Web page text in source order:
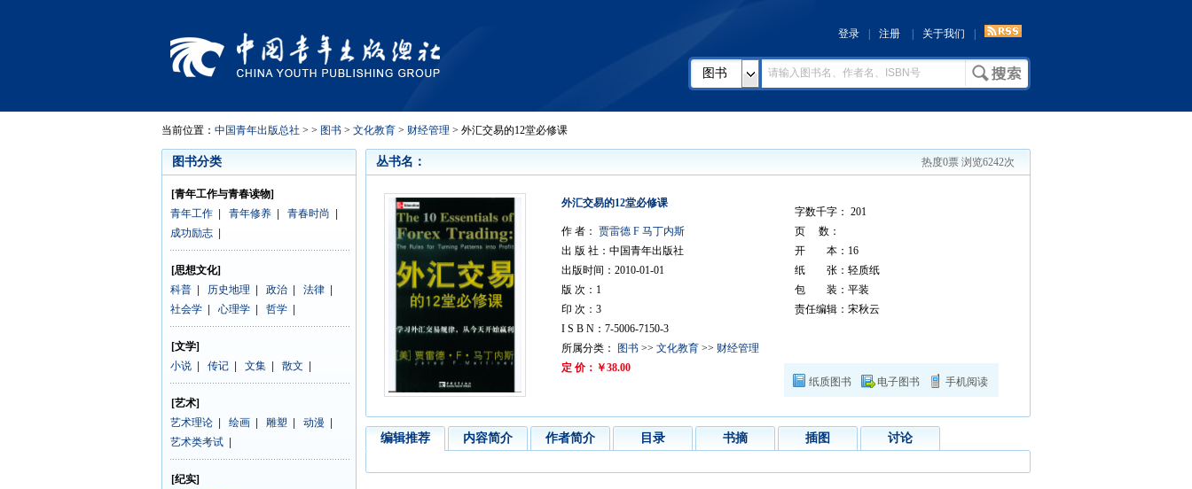
登录 注册 关于我们
图书
当前位置： 中国青年出版总社 > > 图书 > 文化教育 > 财经管理 > 外汇交易的12堂必修课
图书分类
[青年工作与青春读物]
青年工作
青年修养 青春时尚
成功励志
[思想文化]
科普
历史地理 政治 法律
社会学
心理学 哲学
[文学]
小说
传记 文集 散文
[艺术]
艺术理论
绘画 雕塑 动漫
艺术类考试
[纪实]
热度0票 浏览6242次
丛书名：
纸质图书 电子图书 手机阅读
外汇交易的12堂必修课
作 者： 贾雷德 F 马丁内斯
出 版 社：中国青年出版社
出版时间：2010-01-01
版 次：1
印 次：3
I S B N：7-5006-7150-3
所属分类：
图书 >> 文化教育 >> 财经管理
定 价：￥38.00
字数千字： 201
页 数：
开 本：16
纸 张：轻质纸
包 装：平装
责任编辑：宋秋云
编辑推荐 内容简介 作者简介 目录 书摘 插图 讨论